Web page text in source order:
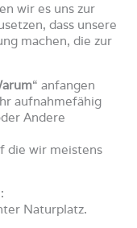
wir es uns zur
dass unsere
machen, die zur
“ anfangen
aufnahmefähig
Andere
die wir meistens
Naturplatz.